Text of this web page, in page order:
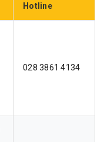
Hotline
028 3861 4134